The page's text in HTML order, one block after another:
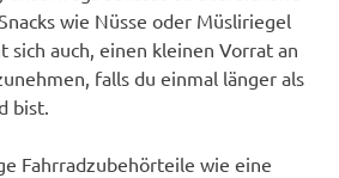
wie Nüsse oder Müsliriegel
sich auch, einen kleinen Vorrat an
falls du einmal länger als
bist.
Fahrradzubehörteile wie eine